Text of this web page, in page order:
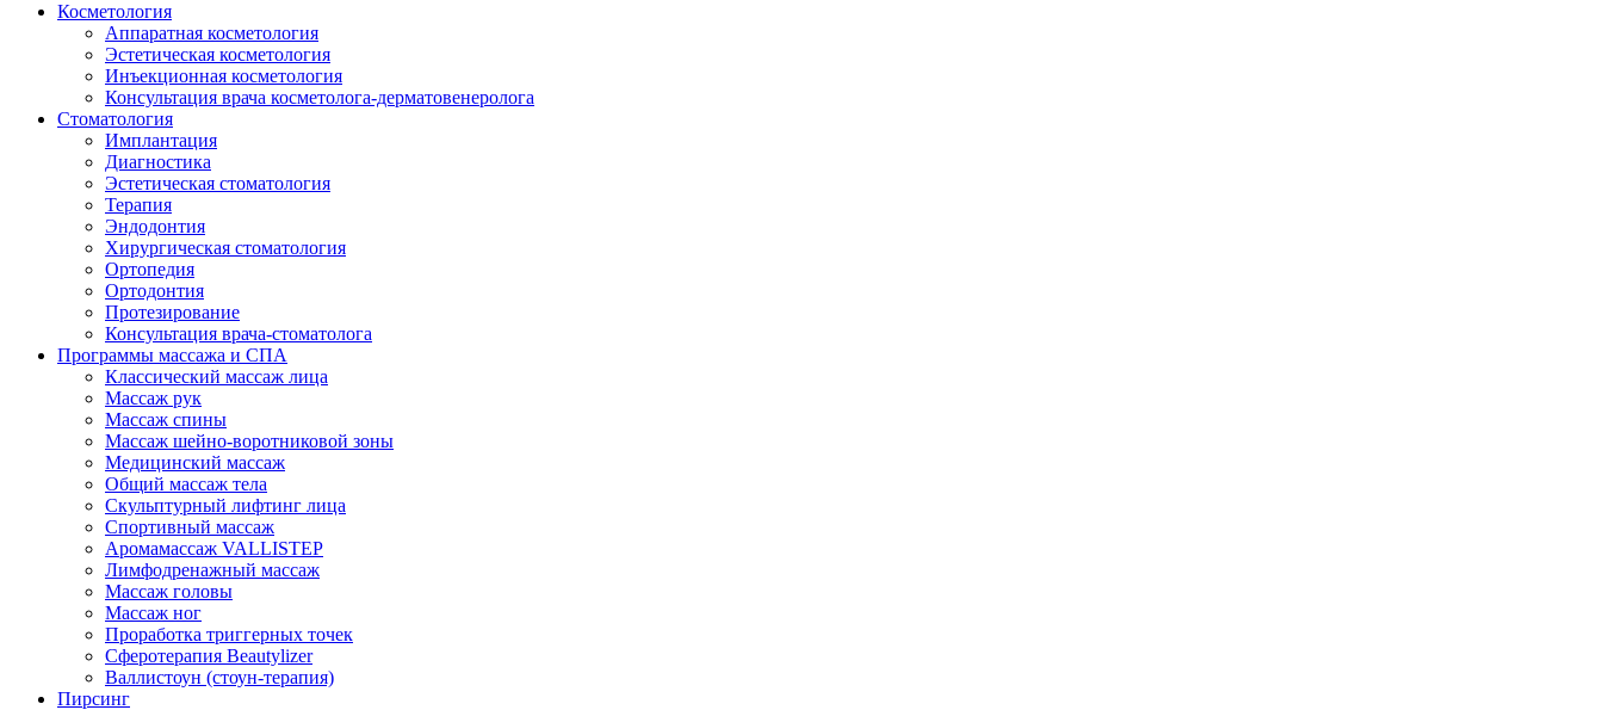
Косметология
Аппаратная косметология
Эстетическая косметология
Инъекционная косметология
Консультация врача косметолога-дерматовенеролога
Стоматология
Имплантация
Диагностика
Эстетическая стоматология
Терапия
Эндодонтия
Хирургическая стоматология
Ортопедия
Ортодонтия
Протезирование
Консультация врача-стоматолога
Программы массажа и СПА
Классический массаж лица
Массаж рук
Массаж спины
Массаж шейно-воротниковой зоны
Медицинский массаж
Общий массаж тела
Скульптурный лифтинг лица
Спортивный массаж
Аромамассаж VALLISTEP
Лимфодренажный массаж
Массаж головы
Массаж ног
Проработка триггерных точек
Сферотерапия Beautylizer
Валлистоун (стоун-терапия)
Пирсинг